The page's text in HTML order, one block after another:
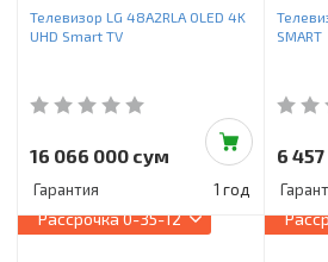
Телевизор LG 48A2RLA OLED 4K
UHD Smart TV
16 066 000 сум
Гарантия 1 год
SMART
6
Рассрочка0-35-12